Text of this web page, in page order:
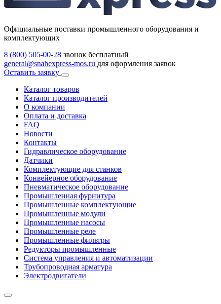
Официальные поставки промышленного оборудования и
комплектующих
8 (800) 505-00-28 звонок бесплатный
general@snabexpress-mos.ru для оформления заявок
Оставить заявку
Каталог товаров
Каталог производителей
О компании
Оплата и доставка
FAQ
Новости
Контакты
Гидравлическое оборудование
Датчики
Комплектующие для станков
Конвейерное оборудование
Пневматическое оборудование
Промышленная фурнитура
Промышленные комплектующие
Промышленные модули
Промышленные насосы
Промышленные реле
Промышленные фильтры
Редукторы промышленные
Система управления и автоматизации
Трубопроводная арматура
Электродвигатели